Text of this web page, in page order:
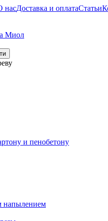
насДоставка и оплатаСтатьи
и пенобетону
напылением